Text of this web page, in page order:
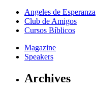
Angeles de Esperanza
Club de Amigos
Cursos Bíblicos
Magazine
Speakers
Archives